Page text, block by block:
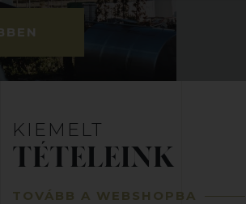
BŐVEBBEN
KIEMELT
TÉTELEINK
TOVÁBB A WEBSHOPBA